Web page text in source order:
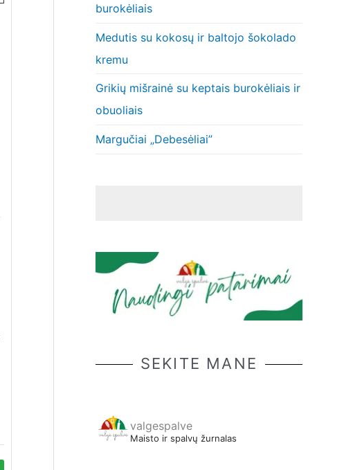
burokėliais
Medutis su kokosų ir baltojo šokolado
kremu
Grikių mišrainė su keptais burokėliais ir
obuoliais
Margučiai „Debesėliai”
SEKITE MANE
valgespalve
Maisto ir spalvų žurnalas